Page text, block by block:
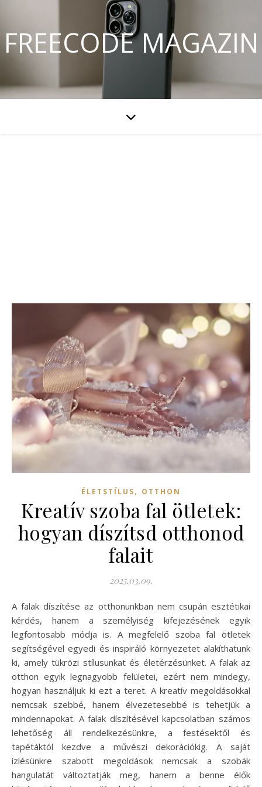
FREECODE MAGAZIN
ÉLETSTÍLUS, OTTHON
Kreatív szoba fal ötletek:
hogyan díszítsd otthonod
falait
2025.03.09.
A falak díszítése az otthonunkban nem csupán esztétikai
kérdés, hanem a személyiség kifejezésének egyik
legfontosabb módja is. A megfelelő szoba fal ötletek
segítségével egyedi és inspiráló környezetet alakíthatunk
ki, amely tükrözi stílusunkat és életérzésünket. A falak az
otthon egyik legnagyobb felületei, ezért nem mindegy,
hogyan használjuk ki ezt a teret. A kreatív megoldásokkal
nemcsak szebbé, hanem élvezetesebbé is tehetjük a
mindennapokat. A falak díszítésével kapcsolatban számos
lehetőség áll rendelkezésünkre, a festésektől és
tapétáktól kezdve a művészi dekorációkig. A saját
ízlésünkre szabott megoldások nemcsak a szobák
hangulatát változtatják meg, hanem a benne élők